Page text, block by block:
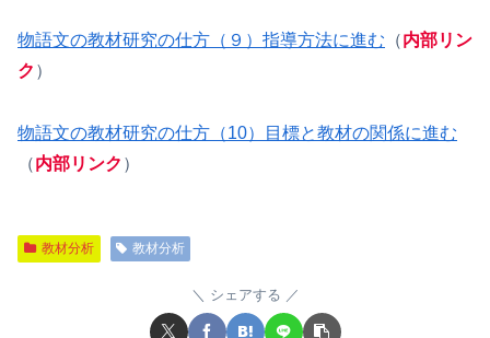
物語文の教材研究の仕方（９）指導方法に進む （内部リン
ク ）
物語文の教材研究の仕方（10）目標と教材の関係に進む
（内部リンク ）
教材分析 教材分析
シェアする